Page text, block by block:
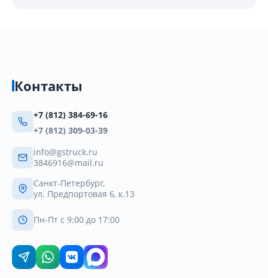
Контакты
+7 (812) 384-69-16
+7 (812) 309-03-39
info@gstruck.ru
3846916@mail.ru
Санкт-Петербург,
ул. Предпортовая 6, к.13
Пн-Пт с 9:00 до 17:00